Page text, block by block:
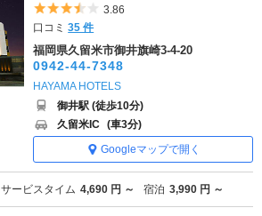
5つ星のうち3.5
3.86
口コミ35 件
福岡県久留米市御井旗崎3-4-20
0942-44-7348
HAYAMA HOTELS
御井駅 (徒歩10分)
久留米IC (車3分)
Googleマップで開く
サービスタイム 4,690 円 ～ 宿泊 3,990 円 ～